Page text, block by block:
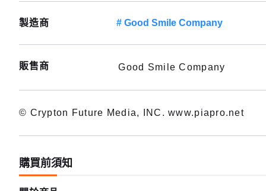
製造商 Good Smile Company
販售商 Good Smile Company
© Crypton Future Media, INC. www.piapro.net
購買前須知